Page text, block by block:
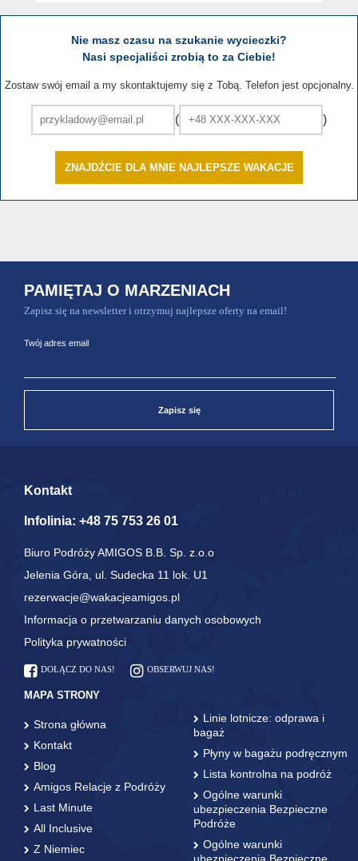
Nie masz czasu na szukanie wycieczki?
Nasi specjaliści zrobią to za Ciebie!
Zostaw swój email a my skontaktujemy się z Tobą. Telefon jest opcjonalny.
( )
ZNAJDŹCIE DLA MNIE NAJLEPSZE WAKACJE
PAMIĘTAJ O MARZENIACH
Zapisz się na newsletter i otrzymuj najlepsze oferty na email!
Twój adres email
Zapisz się
Kontakt
Infolinia: +48 75 753 26 01
Biuro Podróży AMIGOS B.B. Sp. z.o.o
Jelenia Góra, ul. Sudecka 11 lok. U1
rezerwacje@wakacjeamigos.pl
Informacja o przetwarzaniu danych osobowych
Polityka prywatności
DOŁĄCZ DO NAS! OBSERWUJ NAS!
MAPA STRONY
Strona główna
Kontakt
Blog
Amigos Relacje z Podróży
Last Minute
All Inclusive
Z Niemiec
Linie lotnicze: odprawa i
bagaż
Płyny w bagażu podręcznym
Lista kontrolna na podróż
Ogólne warunki
ubezpieczenia Bezpieczne
Podróże
Ogólne warunki